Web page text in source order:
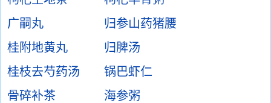
广嗣丸
归参山药猪腰
桂附地黄丸
归脾汤
桂枝去芍药汤
锅巴虾仁
骨碎补茶
海参粥